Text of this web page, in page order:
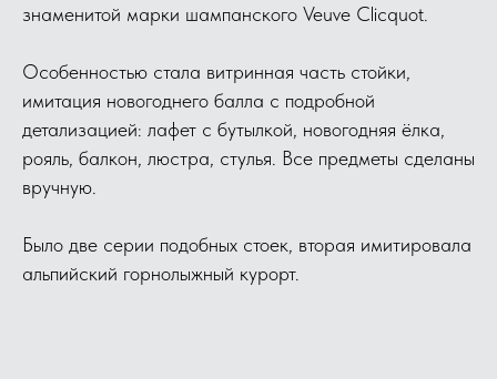
знаменитой марки шампанского Veuve Clicquot.
Особенностью стала витринная часть стойки,
имитация новогоднего балла с подробной
детализацией: лафет с бутылкой, новогодняя ёлка,
рояль, балкон, люстра, стулья. Все предметы сделаны
вручную.
Было две серии подобных стоек, вторая имитировала
альпийский горнолыжный курорт.